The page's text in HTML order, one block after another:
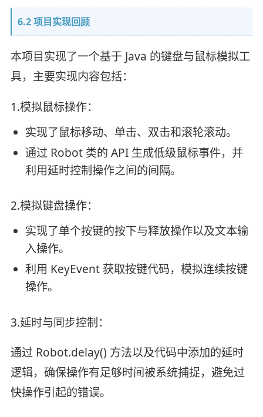
6.2 项目实现回顾
本项目实现了一个基于 Java 的键盘与鼠标模拟工
具，主要实现内容包括：
1.模拟鼠标操作：
实现了鼠标移动、单击、双击和滚轮滚动。
通过 Robot 类的 API 生成低级鼠标事件，并
利用延时控制操作之间的间隔。
2.模拟键盘操作：
实现了单个按键的按下与释放操作以及文本输
入操作。
利用 KeyEvent 获取按键代码，模拟连续按键
操作。
3.延时与同步控制：
通过 Robot.delay() 方法以及代码中添加的延时
逻辑，确保操作有足够时间被系统捕捉，避免过
快操作引起的错误。